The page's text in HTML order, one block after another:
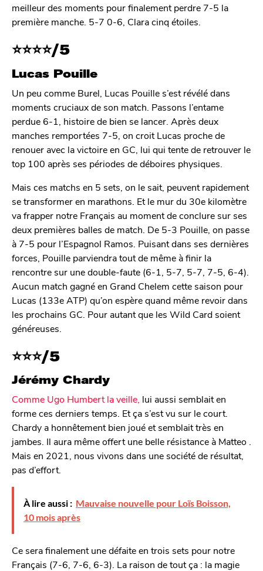
meilleur des moments pour finalement perdre 7-5 la
première manche. 5-7 0-6, Clara cinq étoiles.
⭐⭐⭐⭐/5
Lucas Pouille
Un peu comme Burel, Lucas Pouille s’est révélé dans
moments cruciaux de son match. Passons l’entame
perdue 6-1, histoire de bien se lancer. Après deux
manches remportées 7-5, on croit Lucas proche de
renouer avec la victoire en GC, lui qui tente de retrouver le
top 100 après ses périodes de déboires physiques.
Mais ces matchs en 5 sets, on le sait, peuvent rapidement
se transformer en marathons. Et le mur du 30e kilomètre
va frapper notre Français au moment de conclure sur ses
deux premières balles de match. De 5-3 Pouille, on passe
à 7-5 pour l’Espagnol Ramos. Puisant dans ses dernières
forces, Pouille parviendra tout de même à finir la
rencontre sur une double-faute (6-1, 5-7, 5-7, 7-5, 6-4).
Aucun match gagné en Grand Chelem cette saison pour
Lucas (133e ATP) qu’on espère quand même revoir dans
les prochains GC. Pour autant que les Wild Card soient
généreuses.
⭐⭐⭐/5
Jérémy Chardy
Comme Ugo Humbert la veille, lui aussi semblait en
forme ces derniers temps. Et ça s’est vu sur le court.
Chardy a honnêtement bien joué et semblait très en
jambes. Il aura même offert une belle résistance à Matteo .
Mais en 2021, nous vivons dans une société de résultat,
pas d’effort.
À lire aussi : Mauvaise nouvelle pour Loïs Boisson,
10 mois après
Ce sera finalement une défaite en trois sets pour notre
Français (7-6, 7-6, 6-3). La raison de tout ça : la magie